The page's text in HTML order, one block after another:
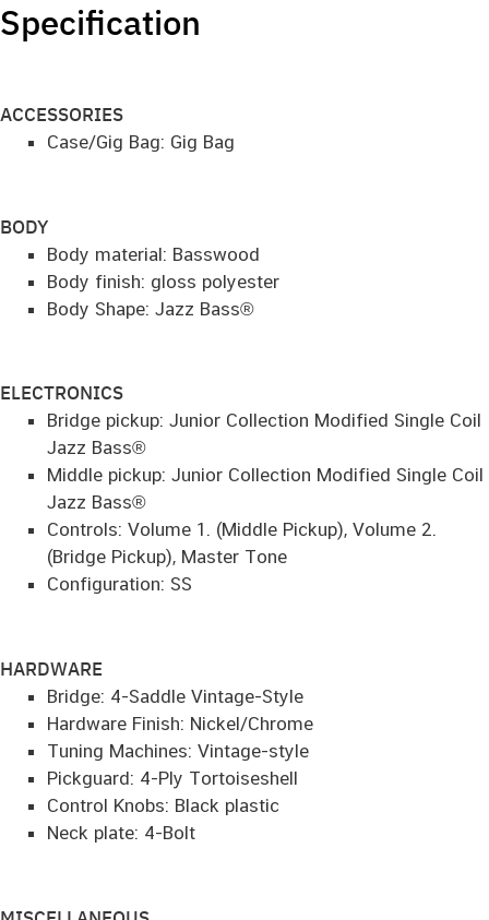
Specification
ACCESSORIES
Case/Gig Bag: Gig Bag
BODY
Body material: Basswood
Body finish: gloss polyester
Body Shape: Jazz Bass®
ELECTRONICS
Bridge pickup: Junior Collection Modified Single Coil
Jazz Bass®
Middle pickup: Junior Collection Modified Single Coil
Jazz Bass®
Controls: Volume 1. (Middle Pickup), Volume 2.
(Bridge Pickup), Master Tone
Configuration: SS
HARDWARE
Bridge: 4-Saddle Vintage-Style
Hardware Finish: Nickel/Chrome
Tuning Machines: Vintage-style
Pickguard: 4-Ply Tortoiseshell
Control Knobs: Black plastic
Neck plate: 4-Bolt